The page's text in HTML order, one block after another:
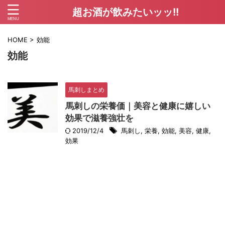
超お酒が飲みたいッッ!!
HOME > 効能
効能
馬刺しまとめ
馬刺しの栄養価｜美容と健康に嬉しい
効果で滋養強壮を
2019/12/4 馬刺し, 栄養, 効能, 美容, 健康,
効果